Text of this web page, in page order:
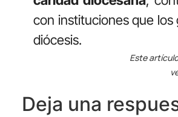
con instituciones que los
diócesis.
Este
Deja una